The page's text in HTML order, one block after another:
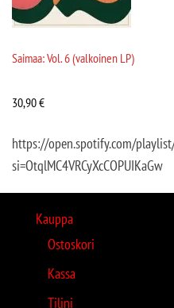
Saimaa: Vol. 6 (valkoinen LP)
30,90€
https://open.spotify.com/
si=OtqlMC4VRCyXcCOPUIKaGw
Kauppa
Ostoskori
Kassa
Tilini